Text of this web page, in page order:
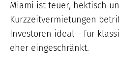
Miami ist teuer, hektisch
Kurzzeitvermietungen
Investoren ideal – für
eher eingeschränkt.